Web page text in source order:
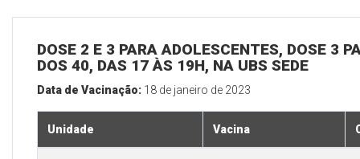
DOSE 2 E 3 PARA ADOLESCENTES, DOSE 3
DOS 40, DAS 17 ÀS 19H, NA UBS SEDE
Data de Vacinação: 18 de janeiro de 2023
Unidade Vacina